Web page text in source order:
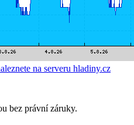
na serveru hladiny.cz
bez právní záruky.